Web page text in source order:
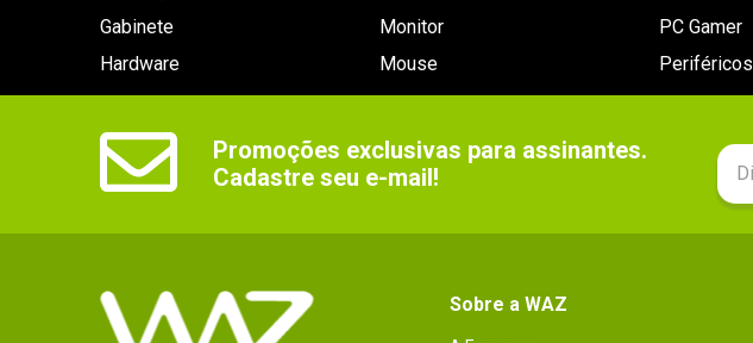
Gabinete
Hardware
Monitor
Mouse
PC Gamer
Periféricos
Promoções exclusivas para assinantes.
Cadastre seu e-mail!
Sobre a WAZ